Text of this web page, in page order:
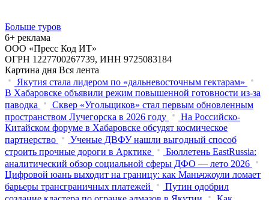
Больше туров
6+ реклама
ООО «Пресс Код ИТ»
ОГРН 1227700267739, ИНН 9725083184
Картина дня Вся лента
Якутия стала лидером по «дальневосточным гектарам»
В Хабаровске объявили режим повышенной готовности из‑за
паводка
Сквер «Угольщиков» стал первым обновленным
пространством Лучегорска в 2026 году
На Российско-
Китайском форуме в Хабаровске обсудят космическое
партнерство
Ученые ДВФУ нашли выгодный способ
строить прочные дороги в Арктике
Бюллетень EastRussia:
аналитический обзор социальной сферы ДФО — лето 2026
Цифровой юань выходит на границу: как Маньчжоули ломает
барьеры трансграничных платежей
Путин одобрил